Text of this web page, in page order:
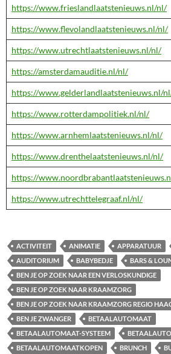
https://www.frieslandlaatstenieuws.nl/nl/
https://www.flevolandlaatstenieuws.nl/nl/
https://www.utrechtlaatstenieuws.nl/nl/
https://amsterdamauditie.nl/nl/
https://www.gelderlandlaatstenieuws.nl/
https://www.rotterdampolitiek.nl/nl/
https://www.arnhemlaatstenieuws.nl/nl/
https://www.drenthelaatstenieuws.nl/nl/
https://
https://www.utrechttelegraaf.nl/nl/
ACTIVITEIT ANIMATIE APPARATUUR
AUDITORIUM
BABYBEDJE
BARS &
BEN JE OP ZOEK NAAR EEN VERLOSKUNDIGE
BEN JE OP ZOEK NAAR KRAAMZORG
BEN JE OP ZOEK NAAR KRAAMZORG REGIO
BEN JE ZWANGER
BETAALAUTOMAAT
BETAALAUTOMAAT-SYSTEEM
BETAALAUTOMAATKOPEN
BRUNCH